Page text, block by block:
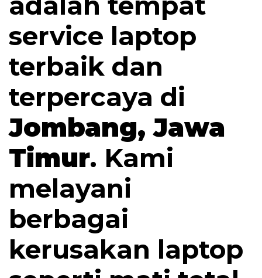
service laptop
terbaik dan
terpercaya di
Jombang, Jawa
Timur. Kami
melayani
berbagai
kerusakan laptop